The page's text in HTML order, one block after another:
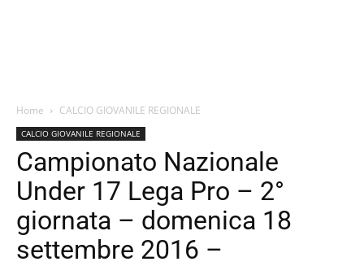
Home CALCIO GIOVANILE REGIONALE
CALCIO GIOVANILE REGIONALE
Campionato Nazionale
Under 17 Lega Pro – 2°
giornata – domenica 18
settembre 2016 –